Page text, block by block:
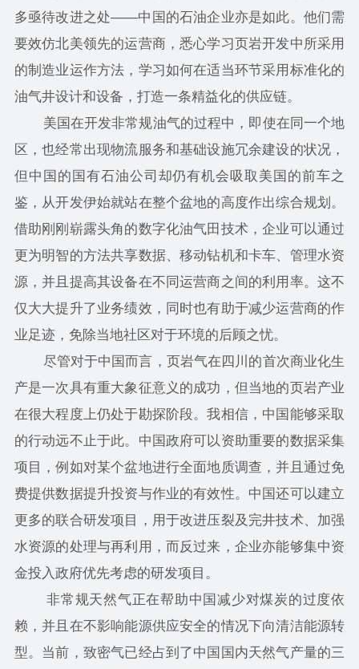
多亟待改进之处——中国的石油企业亦是如此。他们需
要效仿北美领先的运营商，悉心学习页岩开发中所采用
的制造业运作方法，学习如何在适当环节采用标准化的
油气井设计和设备，打造一条精益化的供应链。
美国在开发非常规油气的过程中，即使在同一个地
区，也经常出现物流服务和基础设施冗余建设的状况，
但中国的国有石油公司却仍有机会吸取美国的前车之
鉴，从开发伊始就站在整个盆地的高度作出综合规划。
借助刚刚崭露头角的数字化油气田技术，企业可以通过
更为明智的方法共享数据、移动钻机和卡车、管理水资
源，并且提高其设备在不同运营商之间的利用率。这不
仅大大提升了业务绩效，同时也有助于减少运营商的作
业足迹，免除当地社区对于环境的后顾之忧。
尽管对于中国而言，页岩气在四川的首次商业化生
产是一次具有重大象征意义的成功，但当地的页岩产业
在很大程度上仍处于勘探阶段。我相信，中国能够采取
的行动远不止于此。中国政府可以资助重要的数据采集
项目，例如对某个盆地进行全面地质调查，并且通过免
费提供数据提升投资与作业的有效性。中国还可以建立
更多的联合研发项目，用于改进压裂及完井技术、加强
水资源的处理与再利用，而反过来，企业亦能够集中资
金投入政府优先考虑的研发项目。
非常规天然气正在帮助中国减少对煤炭的过度依
赖，并且在不影响能源供应安全的情况下向清洁能源转
型。当前，致密气已经占到了中国国内天然气产量的三